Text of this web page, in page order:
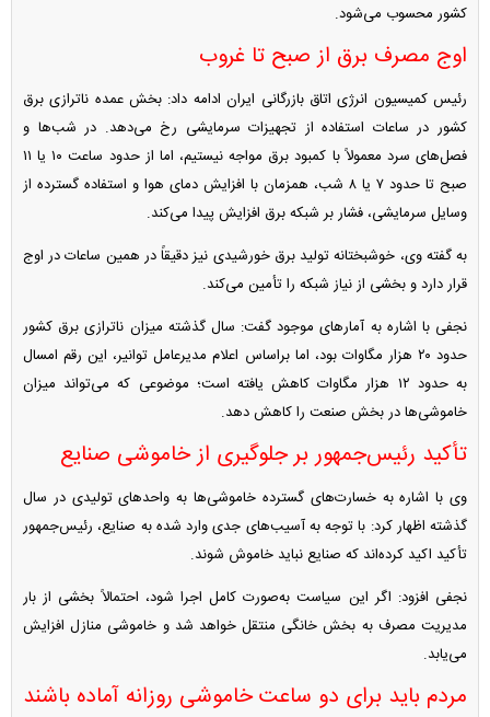
کشور محسوب می‌شود.
اوج مصرف برق از صبح تا غروب
رئیس کمیسیون انرژی اتاق بازرگانی ایران ادامه داد: بخش عمده ناترازی برق
کشور در ساعات استفاده از تجهیزات سرمایشی رخ می‌دهد. در شب‌ها و
فصل‌های سرد معمولاً با کمبود برق مواجه نیستیم، اما از حدود ساعت ۱۰ یا ۱۱
صبح تا حدود ۷ یا ۸ شب، همزمان با افزایش دمای هوا و استفاده گسترده از
وسایل سرمایشی، فشار بر شبکه برق افزایش پیدا می‌کند.
به گفته وی، خوشبختانه تولید برق خورشیدی نیز دقیقاً در همین ساعات در اوج
قرار دارد و بخشی از نیاز شبکه را تأمین می‌کند.
نجفی با اشاره به آمار‌های موجود گفت: سال گذشته میزان ناترازی برق کشور
حدود ۲۰ هزار مگاوات بود، اما براساس اعلام مدیرعامل توانیر، این رقم امسال
به حدود ۱۲ هزار مگاوات کاهش یافته است؛ موضوعی که می‌تواند میزان
خاموشی‌ها در بخش صنعت را کاهش دهد.
تأکید رئیس‌جمهور بر جلوگیری از خاموشی صنایع
وی با اشاره به خسارت‌های گسترده خاموشی‌ها به واحد‌های تولیدی در سال
گذشته اظهار کرد: با توجه به آسیب‌های جدی وارد شده به صنایع، رئیس‌جمهور
تأکید اکید کرده‌اند که صنایع نباید خاموش شوند.
نجفی افزود: اگر این سیاست به‌صورت کامل اجرا شود، احتمالاً بخشی از بار
مدیریت مصرف به بخش خانگی منتقل خواهد شد و خاموشی منازل افزایش
می‌یابد.
مردم باید برای دو ساعت خاموشی روزانه آماده باشند